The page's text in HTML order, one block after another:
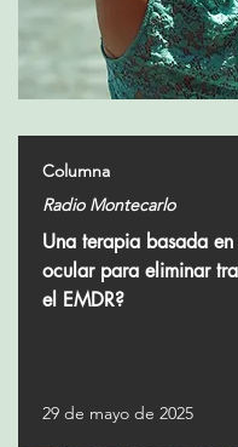
Columna
Radio Montecarlo
Una terapia basada
ocular para eliminar
el EMDR?
29 de mayo de 2025